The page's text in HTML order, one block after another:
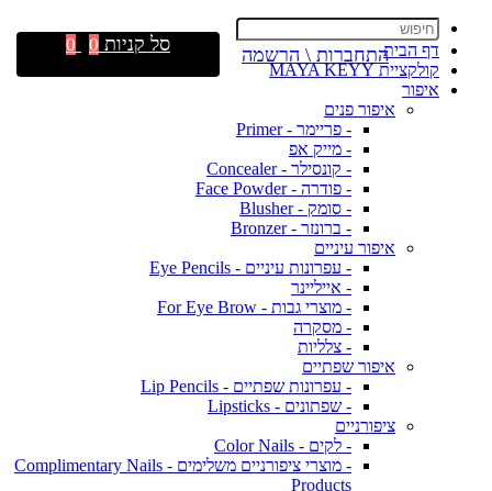
דף הבית
קולקציית MAYA KEYY
איפור
איפור פנים
- פריימר - Primer
- מייק אפ
- קונסילר - Concealer
- פודרה - Face Powder
- סומק - Blusher
- ברונזר - Bronzer
איפור עיניים
- עפרונות עיניים - Eye Pencils
- אייליינר
- מוצרי גבות - For Eye Brow
- מסקרה
- צלליות
איפור שפתיים
- עפרונות שפתיים - Lip Pencils
- שפתונים - Lipsticks
ציפורניים
- לקים - Color Nails
- מוצרי ציפורניים משלימים - Complimentary Nails
Products
התחברות \ הרשמה סל קניות 0
0